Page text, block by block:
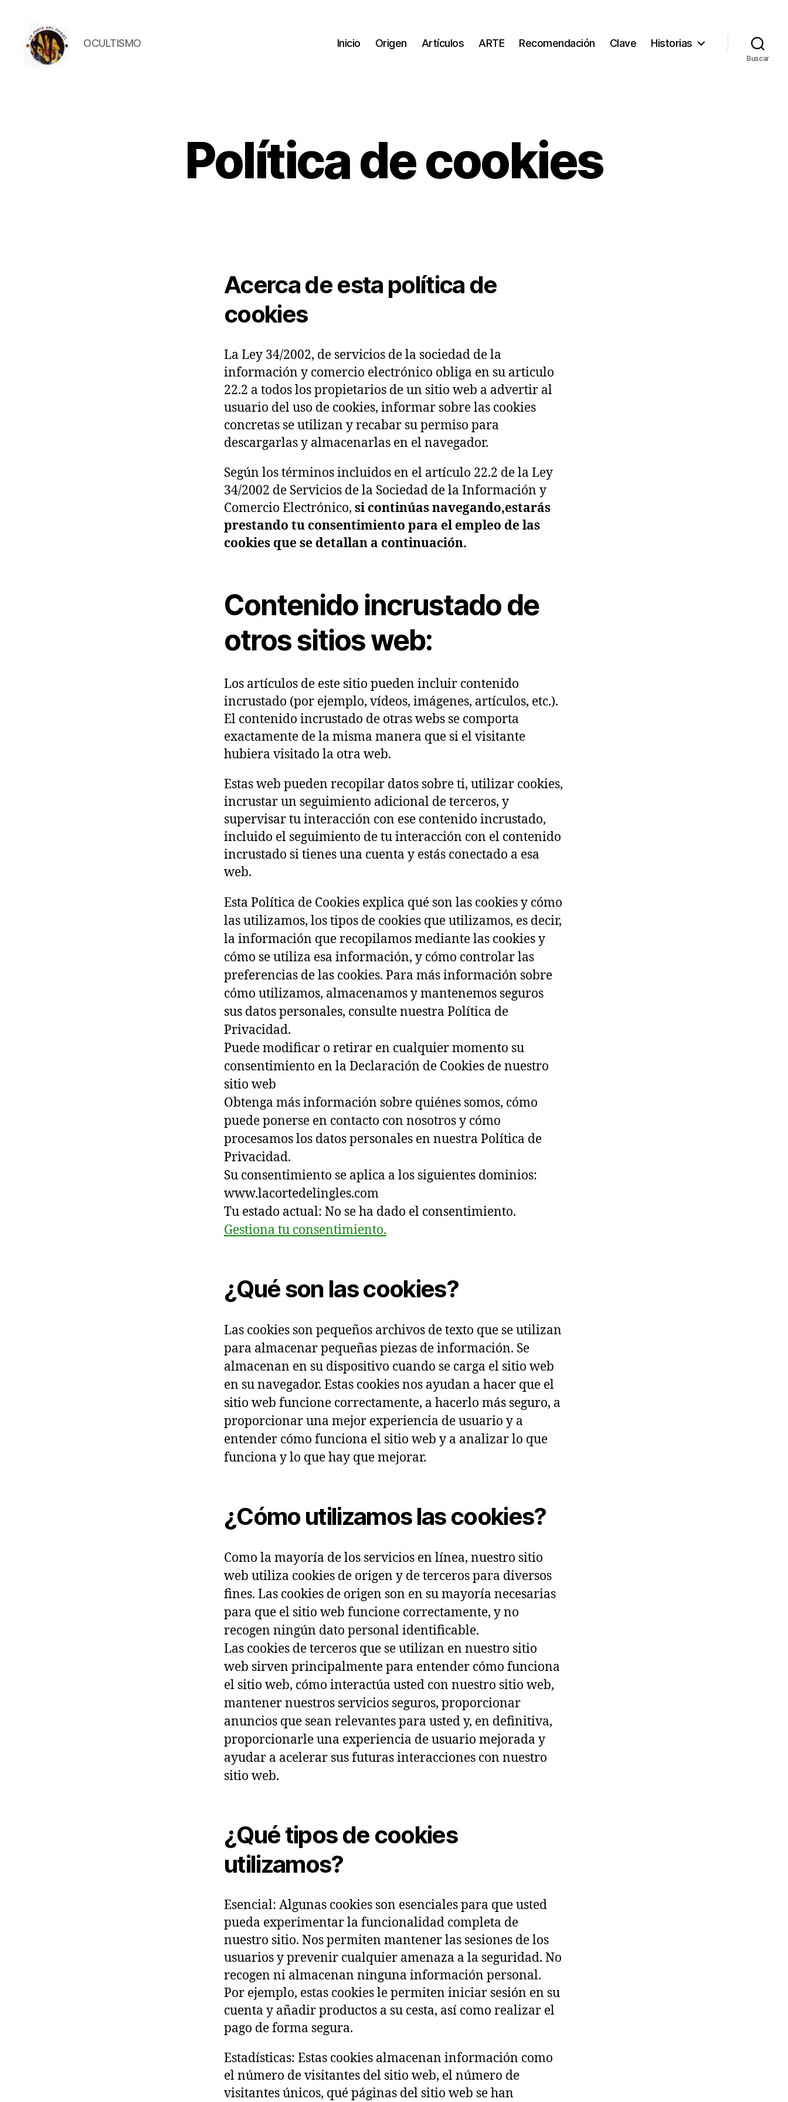
OCULTISMO Inicio Origen Artículos ARTE Recomendación Clave Historias
Buscar
Política de cookies
Acerca de esta política de
cookies
La Ley 34/2002, de servicios de la sociedad de la
información y comercio electrónico obliga en su articulo
22.2 a todos los propietarios de un sitio web a advertir al
usuario del uso de cookies, informar sobre las cookies
concretas se utilizan y recabar su permiso para
descargarlas y almacenarlas en el navegador.
Según los términos incluidos en el artículo 22.2 de la Ley
34/2002 de Servicios de la Sociedad de la Información y
Comercio Electrónico, si continúas navegando,estarás
prestando tu consentimiento para el empleo de las
cookies que se detallan a continuación.
Contenido incrustado de
otros sitios web:
Los artículos de este sitio pueden incluir contenido
incrustado (por ejemplo, vídeos, imágenes, artículos, etc.).
El contenido incrustado de otras webs se comporta
exactamente de la misma manera que si el visitante
hubiera visitado la otra web.
Estas web pueden recopilar datos sobre ti, utilizar cookies,
incrustar un seguimiento adicional de terceros, y
supervisar tu interacción con ese contenido incrustado,
incluido el seguimiento de tu interacción con el contenido
incrustado si tienes una cuenta y estás conectado a esa
web.
Esta Política de Cookies explica qué son las cookies y cómo
las utilizamos, los tipos de cookies que utilizamos, es decir,
la información que recopilamos mediante las cookies y
cómo se utiliza esa información, y cómo controlar las
preferencias de las cookies. Para más información sobre
cómo utilizamos, almacenamos y mantenemos seguros
sus datos personales, consulte nuestra Política de
Privacidad.
Puede modificar o retirar en cualquier momento su
consentimiento en la Declaración de Cookies de nuestro
sitio web
Obtenga más información sobre quiénes somos, cómo
puede ponerse en contacto con nosotros y cómo
procesamos los datos personales en nuestra Política de
Privacidad.
Su consentimiento se aplica a los siguientes dominios:
www.lacortedelingles.com
Tu estado actual: No se ha dado el consentimiento.
Gestiona tu consentimiento.
¿Qué son las cookies?
Las cookies son pequeños archivos de texto que se utilizan
para almacenar pequeñas piezas de información. Se
almacenan en su dispositivo cuando se carga el sitio web
en su navegador. Estas cookies nos ayudan a hacer que el
sitio web funcione correctamente, a hacerlo más seguro, a
proporcionar una mejor experiencia de usuario y a
entender cómo funciona el sitio web y a analizar lo que
funciona y lo que hay que mejorar.
¿Cómo utilizamos las cookies?
Como la mayoría de los servicios en línea, nuestro sitio
web utiliza cookies de origen y de terceros para diversos
fines. Las cookies de origen son en su mayoría necesarias
para que el sitio web funcione correctamente, y no
recogen ningún dato personal identificable.
Las cookies de terceros que se utilizan en nuestro sitio
web sirven principalmente para entender cómo funciona
el sitio web, cómo interactúa usted con nuestro sitio web,
mantener nuestros servicios seguros, proporcionar
anuncios que sean relevantes para usted y, en definitiva,
proporcionarle una experiencia de usuario mejorada y
ayudar a acelerar sus futuras interacciones con nuestro
sitio web.
¿Qué tipos de cookies
utilizamos?
Esencial: Algunas cookies son esenciales para que usted
pueda experimentar la funcionalidad completa de
nuestro sitio. Nos permiten mantener las sesiones de los
usuarios y prevenir cualquier amenaza a la seguridad. No
recogen ni almacenan ninguna información personal.
Por ejemplo, estas cookies le permiten iniciar sesión en su
cuenta y añadir productos a su cesta, así como realizar el
pago de forma segura.
Estadísticas: Estas cookies almacenan información como
el número de visitantes del sitio web, el número de
visitantes únicos, qué páginas del sitio web se han